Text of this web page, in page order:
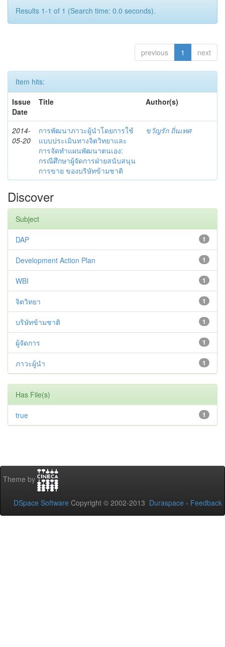
Results 1-1 of 1 (Search time: 0.0 seconds).
previous 1 next
Item hits:
Issue
Date
Title Author(s)
2014-
05-20
การพัฒนาภาวะผู้นำโดยการใช้
แบบประเมินทางจิตวิทยาและ
การจัดทำแผนพัฒนาตนเอง:
กรณีศึกษาผู้จัดการฝ่ายสนับสนุน
การขาย ของบริษัทข้ามชาติ
ขวัญรัก ถิ่นเทศ
Discover
Subject
1
DAP
1
Development Action Plan
1
WBI
1
จิตวิทยา
1
บริษัทข้ามชาติ
1
ผู้จัดการ
1
ภาวะผู้นำ
Has File(s)
1
true
Theme by
DSpace Software Copyright © 2002-2013 Duraspace - Feedback